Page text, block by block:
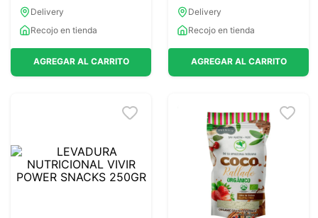
Delivery
Recojo en tienda
AGREGAR AL CARRITO
Delivery
Recojo en tienda
AGREGAR AL CARRITO